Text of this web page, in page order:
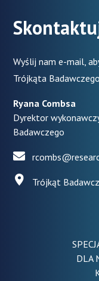
Wyślij nam e-mail,
Trójkąta
Ryana Combsa
Dyrektor
Badawczego
Trójkąt
DLA